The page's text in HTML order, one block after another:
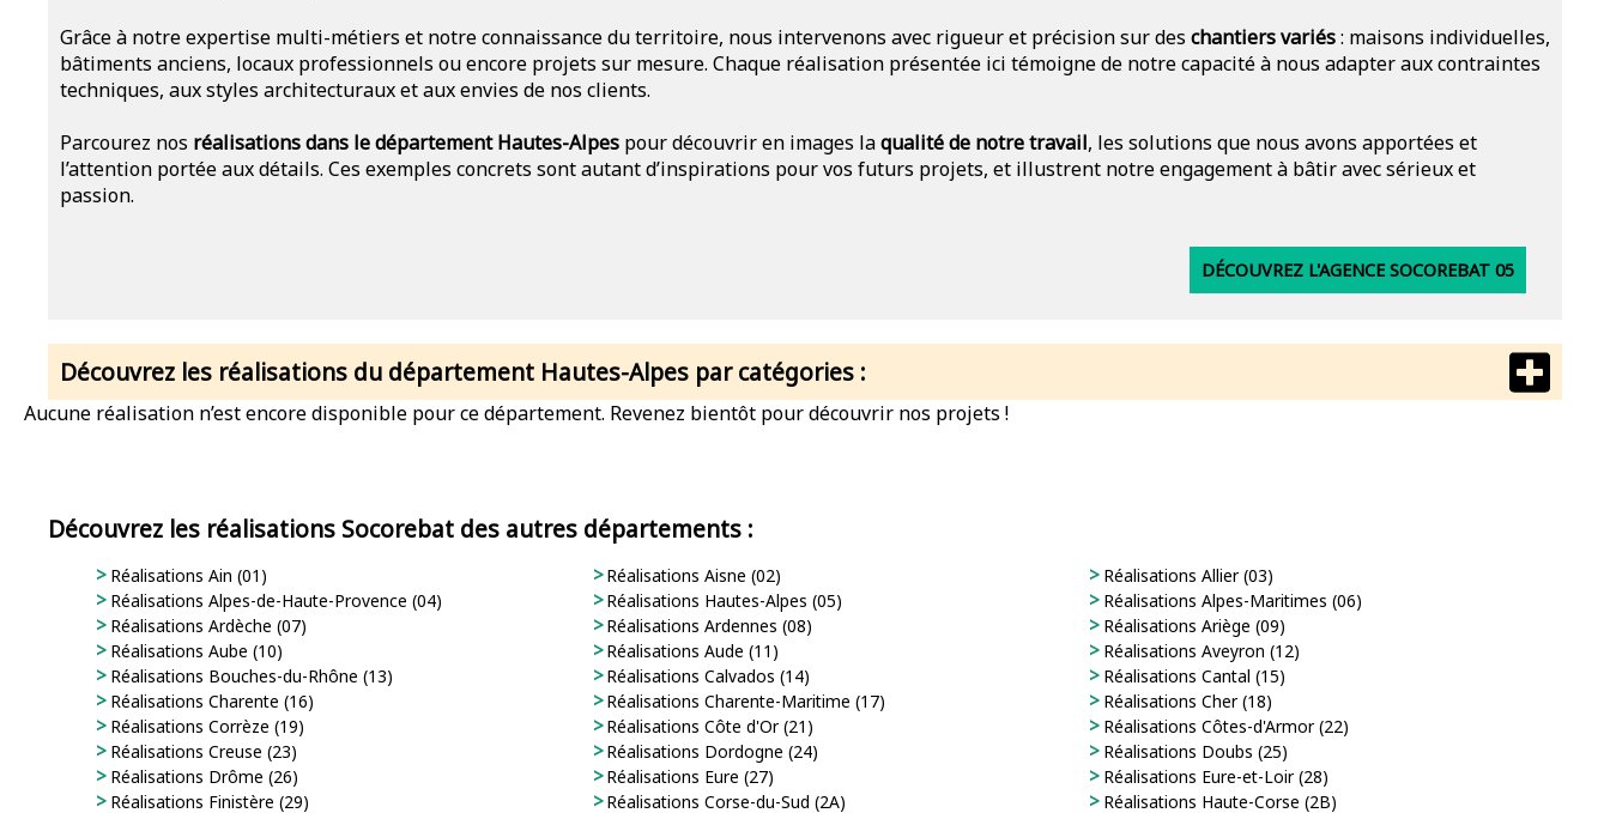
Grâce à notre expertise multi-métiers et notre connaissance du territoire, nous intervenons avec rigueur et précision sur des chantiers variés: maisons individuelles,
bâtiments anciens, locaux professionnels ou encore projets sur mesure. Chaque réalisation présentée ici témoigne de notre capacité à nous adapter aux contraintes
techniques, aux styles architecturaux et aux envies de nos clients.
Parcourez nos réalisations dans le département Hautes-Alpes pour découvrir en images laqualité de notre travail, les solutions que nous avons apportées et
l’attention portée aux détails. Ces exemples concrets sont autant d’inspirations pour vos futurs projets, et illustrent notre engagement à bâtir avec sérieux et
passion.
DÉCOUVREZ L'AGENCE SOCOREBAT 05
Découvrez les réalisations du département Hautes-Alpes par catégories :
Aucune réalisation n’est encore disponible pour ce département. Revenez bientôt pour découvrir nos projets !
Découvrez les réalisations Socorebat des autres départements :
Réalisations Ain (01) Réalisations Aisne (02)
Réalisations Allier (03)
Réalisations Alpes-de-Haute-Provence (04)
Réalisations Hautes-Alpes (05)
Réalisations Alpes-Maritimes (06)
Réalisations Ardèche (07)
Réalisations Ardennes (08)
Réalisations Ariège (09)
Réalisations Aube (10)
Réalisations Aude (11)
Réalisations Aveyron (12)
Réalisations Bouches-du-Rhône (13)
Réalisations Calvados (14)
Réalisations Cantal (15)
Réalisations Charente (16)
Réalisations Charente-Maritime (17)
Réalisations Cher (18)
Réalisations Corrèze (19)
Réalisations Côte d'Or (21)
Réalisations Côtes-d'Armor (22)
Réalisations Creuse (23)
Réalisations Dordogne (24)
Réalisations Doubs (25)
Réalisations Drôme (26)
Réalisations Eure (27)
Réalisations Eure-et-Loir (28)
Réalisations Finistère (29)
Réalisations Corse-du-Sud (2A)
Réalisations Haute-Corse (2B)